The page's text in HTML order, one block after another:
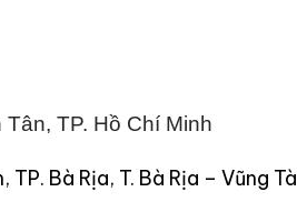
TP. Hồ Chí Minh
Bà Rịa, T. Bà Rịa – Vũng